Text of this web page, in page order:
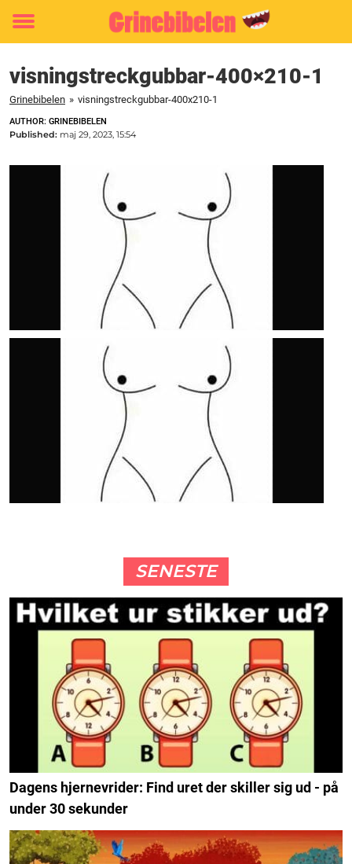
Toggle
visningstreckgubbar-400×210-1
Grinebibelen » visningstreckgubbar-400x210-1
AUTHOR: GRINEBIBELEN
Published: maj 29, 2023, 15:54
SENESTE
Dagens hjernevrider: Find uret der skiller sig ud - på
under 30 sekunder